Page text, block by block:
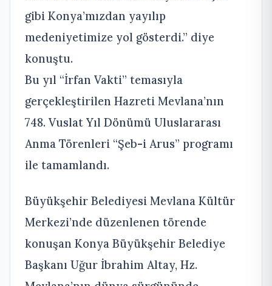
gibi Konya’mızdan yayılıp
medeniyetimize yol gösterdi.” diye
konuştu.
Bu yıl “İrfan Vakti” temasıyla
gerçekleştirilen Hazreti Mevlana’nın
748. Vuslat Yıl Dönümü Uluslararası
Anma Törenleri “Şeb-i Arus” programı
ile tamamlandı.
Büyükşehir Belediyesi Mevlana Kültür
Merkezi’nde düzenlenen törende
konuşan Konya Büyükşehir Belediye
Başkanı Uğur İbrahim Altay, Hz.